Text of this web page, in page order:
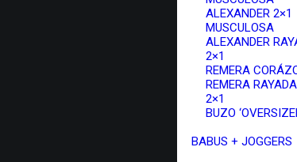
ALEXANDER 2×1
MUSCULOSA
ALEXANDER
2×1
REMERA
REMERA
2×1
BUZO
BABUS + JOGGERS